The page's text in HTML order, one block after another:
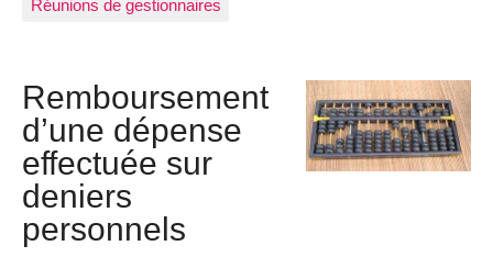
Réunions de gestionnaires
Remboursement
d’une dépense
effectuée sur
deniers
personnels